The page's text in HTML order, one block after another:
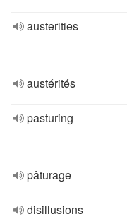
austerities
austérités
pasturing
pâturage
disillusions